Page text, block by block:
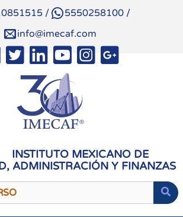
/ 5550258100 /
info@imecaf.com
INSTITUTO MEXICANO DE
ADMINISTRACIÓN Y FINANZAS